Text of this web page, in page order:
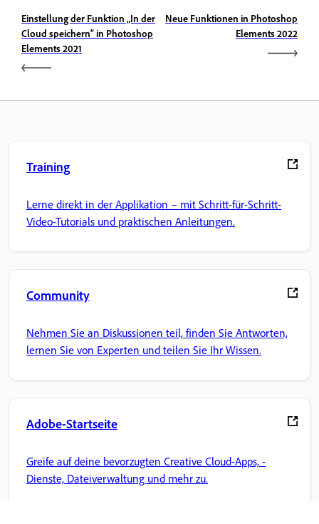
Einstellung der Funktion „In der
Cloud speichern“ in Photoshop
Elements 2021
Neue Funktionen in Photoshop
Elements 2022
Training
Lerne direkt in der Applikation – mit Schritt-für-Schritt-
Video-Tutorials und praktischen Anleitungen.
Community
Nehmen Sie an Diskussionen teil, finden Sie Antworten,
lernen Sie von Experten und teilen Sie Ihr Wissen.
Adobe-Startseite
Greife auf deine bevorzugten Creative Cloud-Apps, -
Dienste, Dateiverwaltung und mehr zu.